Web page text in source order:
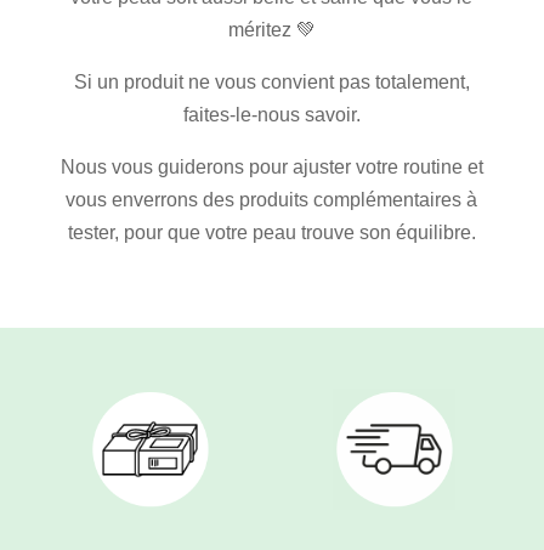
méritez 💚
Si un produit ne vous convient pas totalement,
faites-le-nous savoir.
Nous vous guiderons pour ajuster votre routine et
vous enverrons des produits complémentaires à
tester, pour que votre peau trouve son équilibre.